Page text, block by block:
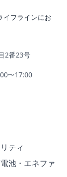
イフラインにお
2番23号
〜17:00
ティ
池・エネファ